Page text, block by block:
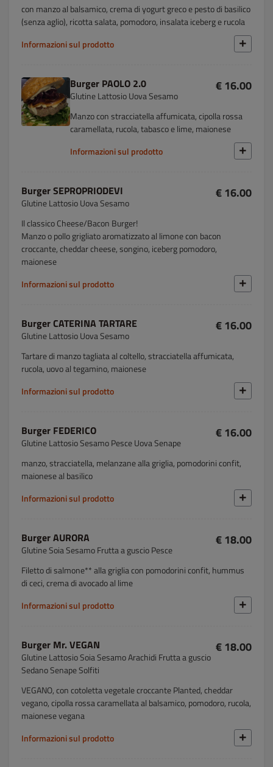
con manzo al balsamico, crema di yogurt greco e pesto di basilico
(senza aglio), ricotta salata, pomodoro, insalata iceberg e rucola
Informazioni sul prodotto
Burger PAOLO 2.0
Glutine Lattosio Uova Sesamo
€ 16.00
Manzo con stracciatella affumicata, cipolla rossa
caramellata, rucola, tabasco e lime, maionese
Informazioni sul prodotto
Burger SEPROPRIODEVI
Glutine Lattosio Uova Sesamo
€ 16.00
Il classico Cheese/Bacon Burger!
Manzo o pollo grigliato aromatizzato al limone con bacon
croccante, cheddar cheese, songino, iceberg pomodoro,
maionese
Informazioni sul prodotto
Burger CATERINA TARTARE
Glutine Lattosio Uova Sesamo
€ 16.00
Tartare di manzo tagliata al coltello, stracciatella affumicata,
rucola, uovo al tegamino, maionese
Informazioni sul prodotto
Burger FEDERICO
Glutine Lattosio Sesamo Pesce Uova Senape
€ 16.00
manzo, stracciatella, melanzane alla griglia, pomodorini confit,
maionese al basilico
Informazioni sul prodotto
Burger AURORA
Glutine Soia Sesamo Frutta a guscio Pesce
€ 18.00
Filetto di salmone** alla griglia con pomodorini confit, hummus
di ceci, crema di avocado al lime
Informazioni sul prodotto
Burger Mr. VEGAN
Glutine Lattosio Soia Sesamo Arachidi Frutta a guscio
Sedano Senape Solfiti
€ 18.00
VEGANO, con cotoletta vegetale croccante Planted, cheddar
vegano, cipolla rossa caramellata al balsamico, pomodoro, rucola,
maionese vegana
Informazioni sul prodotto